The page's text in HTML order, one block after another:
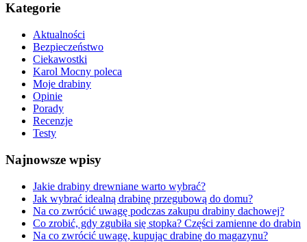
Kategorie
Aktualności
Bezpieczeństwo
Ciekawostki
Karol Mocny poleca
Moje drabiny
Opinie
Porady
Recenzje
Testy
Najnowsze wpisy
Jakie drabiny drewniane warto wybrać?
Jak wybrać idealną drabinę przegubową do domu?
Na co zwrócić uwagę podczas zakupu drabiny dachowej?
Co zrobić, gdy zgubiła się stopka? Części zamienne do drabin
Na co zwrócić uwagę, kupując drabinę do magazynu?